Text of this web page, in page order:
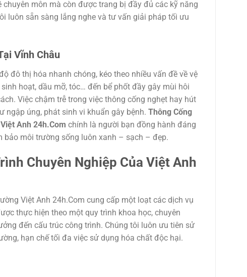
môn mà còn được trang bị đầy đủ các kỹ năng
luôn sẵn sàng lắng nghe và tư vấn giải pháp tối ưu
Vĩnh Châu
đô thị hóa nhanh chóng, kéo theo nhiều vấn đề về vệ
hoạt, dầu mỡ, tóc… đến bể phốt đầy gây mùi hôi
Việc chậm trễ trong việc thông cống nghẹt hay hút
ngập úng, phát sinh vi khuẩn gây bệnh. Thông Cống
Anh 24h.Com chính là người bạn đồng hành đáng
bảo môi trường sống luôn xanh – sạch – đẹp.
Chuyên Nghiệp Của Việt Anh
Việt Anh 24h.Com cung cấp một loạt các dịch vụ
thực hiện theo một quy trình khoa học, chuyên
đến cấu trúc công trình. Chúng tôi luôn ưu tiên sử
hạn chế tối đa việc sử dụng hóa chất độc hại.